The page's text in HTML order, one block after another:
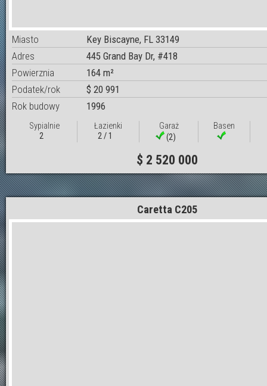
Miasto
Key Biscayne, FL 33149
Adres
445 Grand Bay Dr, #418
Powierznia
164 m²
Podatek/rok
$ 20 991
Rok budowy
1996
Sypialnie
2
Łazienki
2 / 1
Garaż
(2)
Basen
$ 2 520 000
Caretta C205